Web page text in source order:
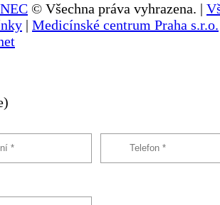
© Všechna práva vyhrazena. |
| Medicínské centrum Praha s.r.o.